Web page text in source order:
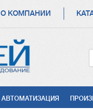
О КОМПАНИИ
АВТОМАТИЗАЦИЯ